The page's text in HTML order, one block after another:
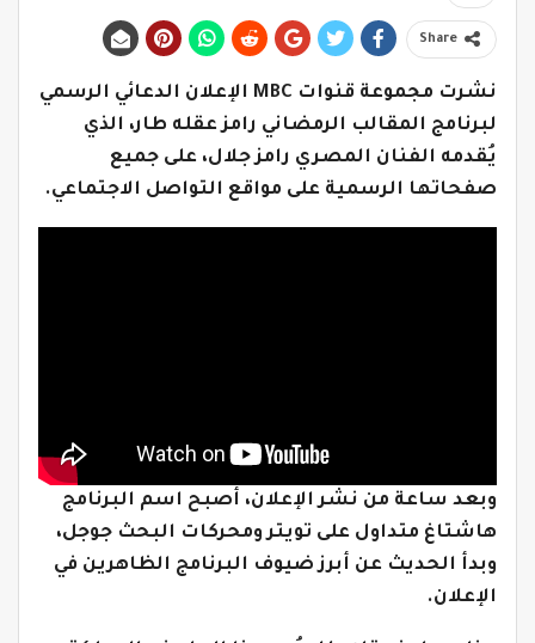
Share
نشرت مجموعة قنوات MBC الإعلان الدعائي الرسمي
لبرنامج المقالب الرمضاني رامز عقله طار، الذي
يُقدمه الفنان المصري رامز جلال، على جميع
صفحاتها الرسمية على مواقع التواصل الاجتماعي.
وبعد ساعة من نشر الإعلان، أصبح اسم البرنامج
هاشتاغ متداول على تويتر ومحركات البحث جوجل،
وبدأ الحديث عن أبرز ضيوف البرنامج الظاهرين في
الإعلان.